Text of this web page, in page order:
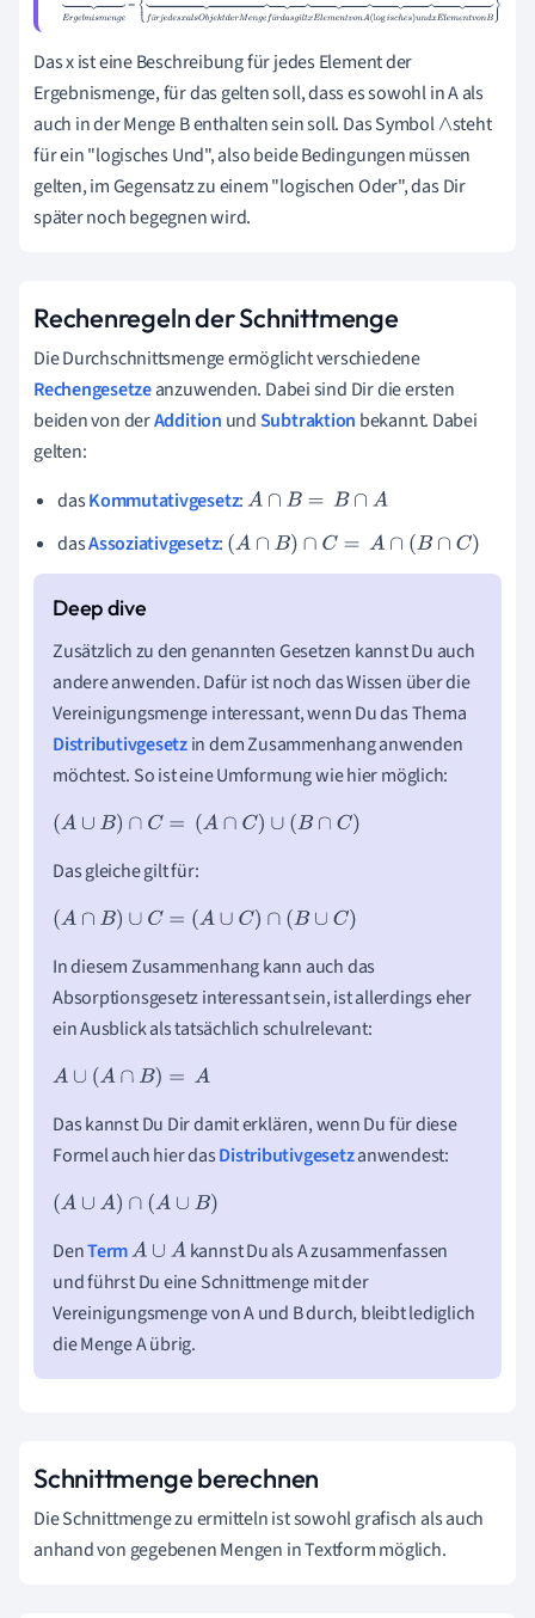
ü ü
⏟fürdasg ltx∈A⏟xElementvonA∧⏟(logisches)undx∈B⏟xE
Das x ist eine Beschreibung für jedes Element der
Ergebnismenge, für das gelten soll, dass es sowohl in A als
auch in der Menge B enthalten sein soll. Das Symbol∧steht
für ein "logisches Und", also beide Bedingungen müssen
gelten, im Gegensatz zu einem "logischen Oder", das Dir
später noch begegnen wird.
Rechenregeln der Schnittmenge
Die Durchschnittsmenge ermöglicht verschiedene
Rechengesetzeanzuwenden. Dabei sind Dir die ersten
beiden von derAddition undSubtraktion bekannt. Dabei
gelten:
dasKommutativgesetz:A∩ B= B∩A
dasAssoziativgesetz: (A∩ B)∩C= A∩ (B∩C)
Zusätzlich zu den genannten Gesetzen kannst Du auch
andere anwenden. Dafür ist noch das Wissen über die
Vereinigungsmenge interessant, wenn Du das Thema
Distributivgesetzin dem Zusammenhang anwenden
möchtest. So ist eine Umformung wie hier möglich:
(A∪B) ∩C= (A ∩C )∪ B∩C)
Das gleiche gilt für:
(A∩ B)∪C= (A ∪C )∩( B∪C)
In diesem Zusammenhang kann auch das
Absorptionsgesetz interessant sein, ist allerdings eher
ein Ausblick als tatsächlich schulrelevant:
A∪(A∩B)=A
Das kannst Du Dir damit erklären, wenn Du für diese
Formel auch hier dasDistributivgesetzanwendest:
(A∪A) ∩(A ∪B)
DenTermA∪A
kannst Du als A zusammenfassen
und führst Du eine Schnittmenge mit der
Vereinigungsmenge von A und B durch, bleibt lediglich
die Menge A übrig.
Schnittmenge berechnen
Die Schnittmenge zu ermitteln ist sowohl grafisch als auch
anhand von gegebenen Mengen in Textform möglich.